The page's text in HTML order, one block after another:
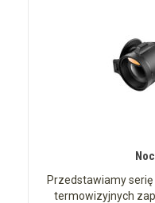
Przedstawiamy
termowizyjnych